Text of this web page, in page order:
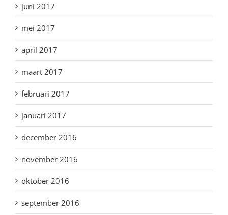
juni 2017
mei 2017
april 2017
maart 2017
februari 2017
januari 2017
december 2016
november 2016
oktober 2016
september 2016